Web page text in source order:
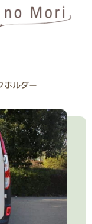
ホルダー